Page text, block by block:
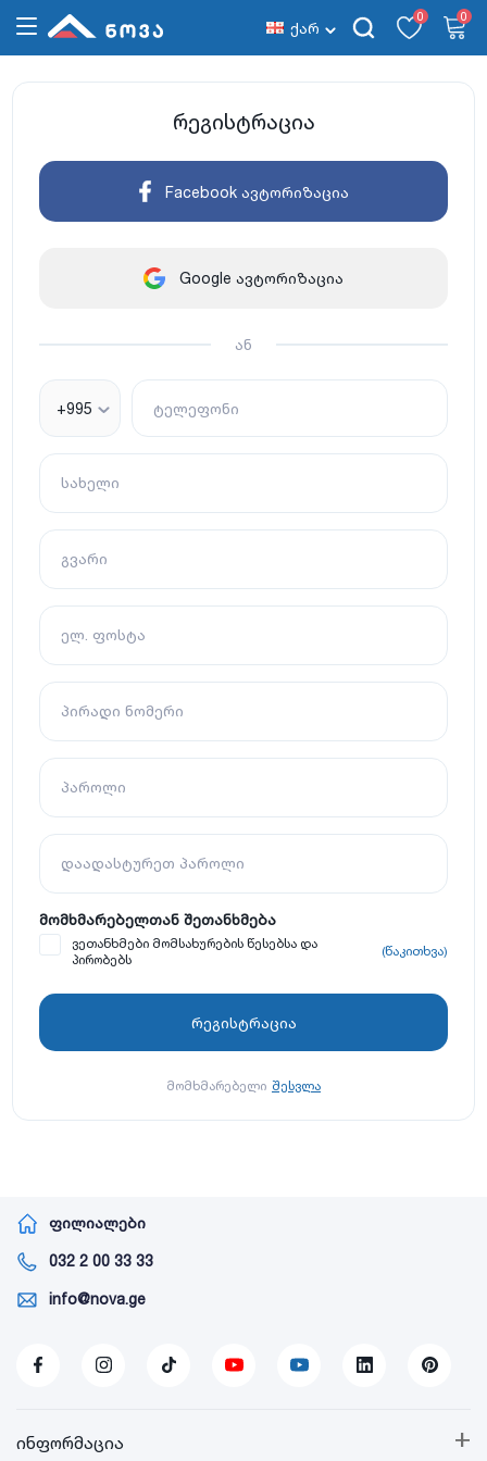
ქარ
0 0
რეგისტრაცია
Facebook ავტორიზაცია
Google ავტორიზაცია
ან
+995 ტელეფონი
სახელი
გვარი
ელ. ფოსტა
პირადი ნომერი
პაროლი
დაადასტურეთ პაროლი
მომხმარებელთან შეთანხმება
ვეთანხმები მომსახურების წესებსა და
პირობებს
(წაკითხვა)
მომხმარებელი შესვლა
ფილიალები
032 2 00 33 33
info@nova.ge
+
ინფორმაცია